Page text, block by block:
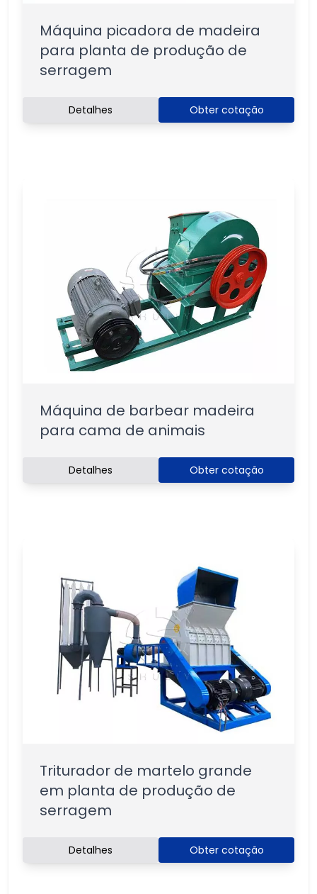
Máquina picadora de madeira
para planta de produção de
serragem
Detalhes Obter cotação
Máquina de barbear madeira
para cama de animais
Detalhes Obter cotação
Triturador de martelo grande
em planta de produção de
serragem
Detalhes Obter cotação